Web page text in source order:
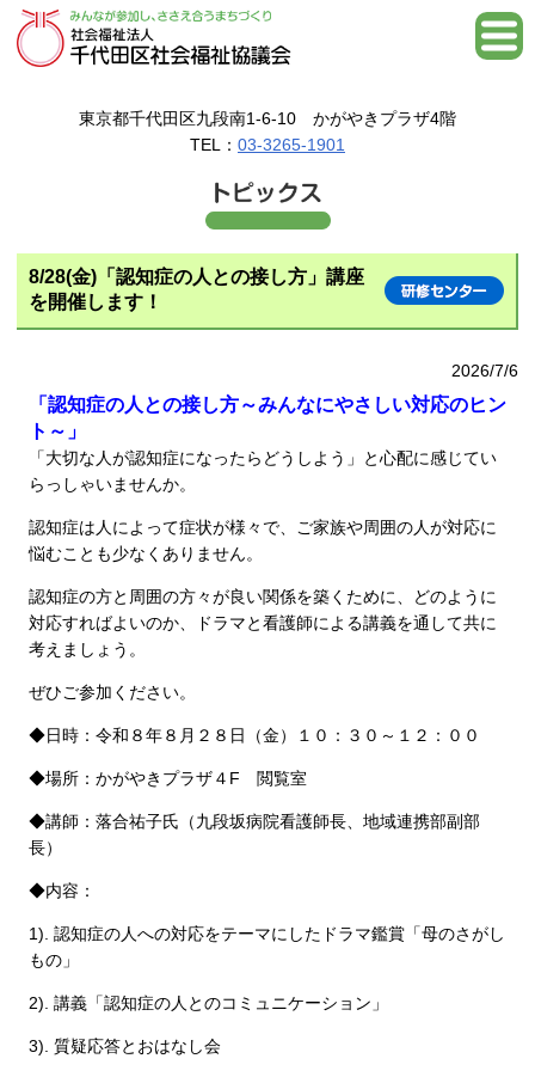
東京都千代田区九段南1-6-10 かがやきプラザ4階
TEL： 03-3265-1901
8/28(金)「認知症の人との接し方」講座
を開催します！
2026/7/6
「認知症の人との接し方～みんなにやさしい対応のヒン
ト～」
「大切な人が認知症になったらどうしよう」と心配に感じてい
らっしゃいませんか。
認知症は人によって症状が様々で、ご家族や周囲の人が対応に
悩むことも少なくありません。
認知症の方と周囲の方々が良い関係を築くために、どのように
対応すればよいのか、ドラマと看護師による講義を通して共に
考えましょう。
ぜひご参加ください。
◆日時：令和８年８月２８日（金）１０：３０～１２：００
◆場所：かがやきプラザ４F 閲覧室
◆講師：落合祐子氏（九段坂病院看護師長、地域連携部副部
長）
◆内容：
1). 認知症の人への対応をテーマにしたドラマ鑑賞「母のさがし
もの」
2). 講義「認知症の人とのコミュニケーション」
3). 質疑応答とおはなし会